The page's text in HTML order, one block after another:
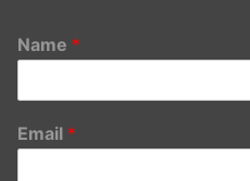
Name *
Email *